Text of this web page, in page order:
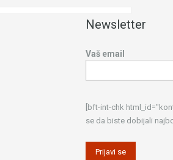
Newsletter
Vaš email
[bft-int-chk
se da biste dobijali